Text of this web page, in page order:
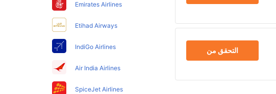
التحقق من
Emirates Airlines
Etihad Airways
IndiGo Airlines
Air India Airlines
SpiceJet Airlines